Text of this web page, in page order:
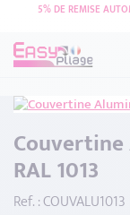
5% DE REMISE
RAL 1013
Ref. : COUVALU1013